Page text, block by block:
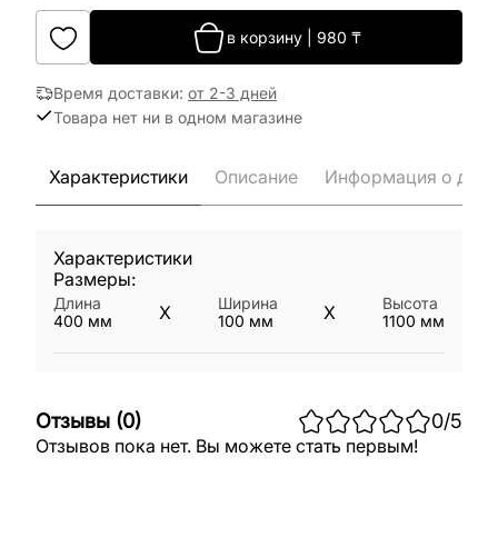
в корзину 980 ₸
Время доставки: от 2-3 дней
Товара нет ни в одном магазине
Характеристики Описание Информация о
Характеристики
Размеры:
Длина
400 мм X
Ширина
100 мм X
Высота
1100 мм
Отзывы (0) 0/5
Отзывов пока нет. Вы можете стать первым!